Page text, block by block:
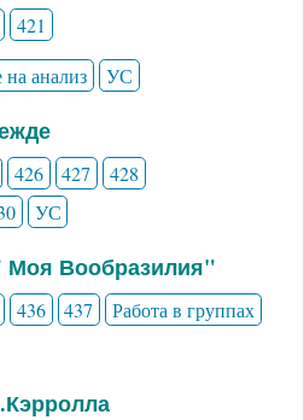
421
на анализ УС
426 427
428
УС
Моя Вообразилия"
436 437
Работа в группах